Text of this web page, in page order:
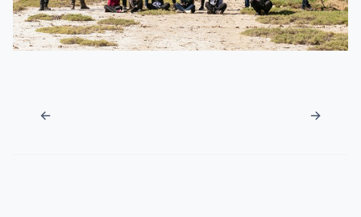
Navigasyon sonrası
← →